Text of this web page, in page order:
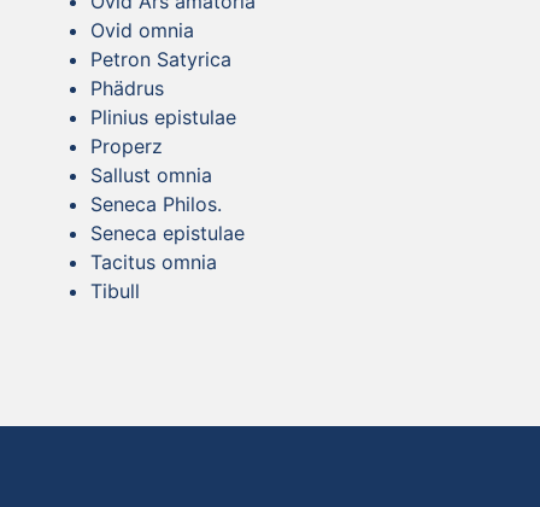
Ovid omnia
Petron Satyrica
Phädrus
Plinius epistulae
Properz
Sallust omnia
Seneca Philos.
Seneca epistulae
Tacitus omnia
Tibull